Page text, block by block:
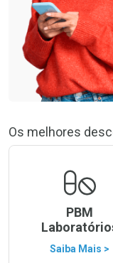
Os melhores
PBM
Saiba Mais >